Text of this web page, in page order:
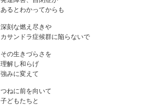
あるとわかってからも
深刻な燃え尽きや
カサンドラ症候群に陥らないで
その生きづらさを
理解し和らげ
強みに変えて
つねに前を向いて
子どもたちと